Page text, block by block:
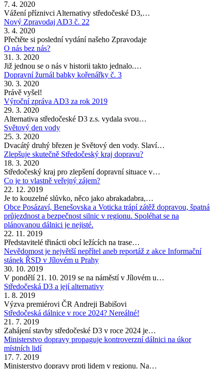
7. 4. 2020
Vážení příznivci Alternativy středočeské D3,…
Nový Zpravodaj AD3 č. 22
3. 4. 2020
Přečtěte si poslední vydání našeho Zpravodaje
O nás bez nás?
31. 3. 2020
Již jednou se o nás v historii takto jednalo.…
Dopravní žurnál babky kořenářky č. 3
30. 3. 2020
Právě vyšel!
Výroční zpráva AD3 za rok 2019
29. 3. 2020
Alternativa středočeské D3 z.s. vydala svou…
Světový den vody
25. 3. 2020
Dvacátý druhý březen je Světový den vody. Slaví…
Zlepšuje skutečně Středočeský kraj dopravu?
18. 3. 2020
Středočeský kraj pro zlepšení dopravní situace v…
Co je to vlastně veřejný zájem?
22. 12. 2019
Je to kouzelné slůvko, něco jako abrakadabra,…
Obce Posázaví, Benešovska a Voticka trápí zátěž dopravou, špatná
průjezdnost a bezpečnost silnic v regionu. Spoléhat se na
plánovanou dálnici je nejisté.
22. 11. 2019
Představitelé třinácti obcí ležících na trase…
Nevědomost je největší nepřítel aneb reportáž z akce Informační
stánek ŘSD v Jílovém u Prahy
30. 10. 2019
V pondělí 21. 10. 2019 se na náměstí v Jílovém u…
Středočeská D3 a její alternativy
1. 8. 2019
Výzva premiérovi ČR Andreji Babišovi
Středočeská dálnice v roce 2024? Nereálné!
21. 7. 2019
Zahájení stavby středočeské D3 v roce 2024 je…
Ministerstvo dopravy propaguje kontroverzní dálnici na úkor
místních lidí
17. 7. 2019
Ministerstvo dopravy proti lidem v regionu. Na…